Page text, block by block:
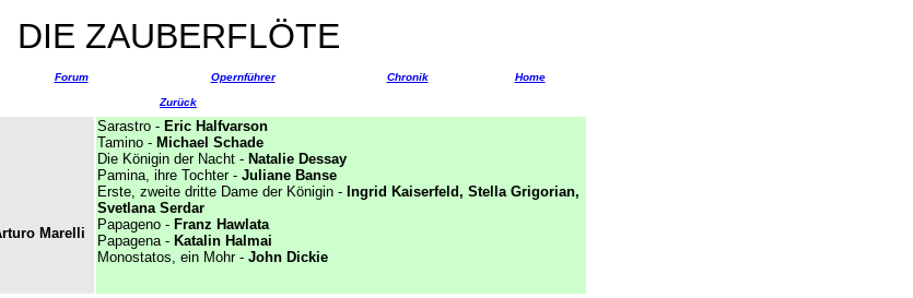
DIE ZAUBERFLÖTE
Forum Opernführer Chronik Home
Zurück
Marelli
Sarastro - Eric Halfvarson
Tamino - Michael Schade
Die Königin der Nacht - Natalie Dessay
Pamina, ihre Tochter - Juliane Banse
Erste, zweite dritte Dame der Königin - Ingrid Kaiserfeld, Stella Grigorian,
Svetlana Serdar
Papageno - Franz Hawlata
Papagena - Katalin Halmai
Monostatos, ein Mohr - John Dickie